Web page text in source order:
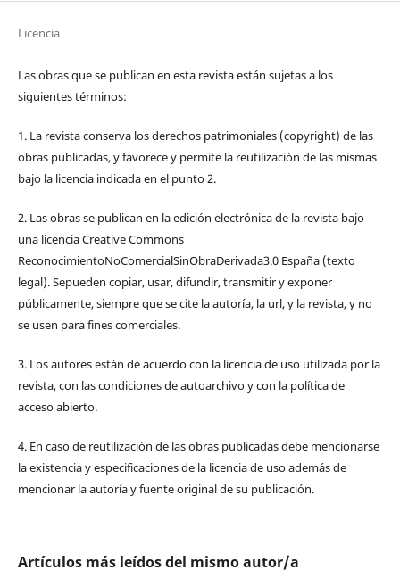
Licencia
Las obras que se publican en esta revista están sujetas a los
siguientes términos:
1. La revista conserva los derechos patrimoniales (copyright) de las
obras publicadas, y favorece y permite la reutilización de las mismas
bajo la licencia indicada en el punto 2.
2. Las obras se publican en la edición electrónica de la revista bajo
una licencia Creative Commons
ReconocimientoNoComercialSinObraDerivada3.0 España (texto
legal). Sepueden copiar, usar, difundir, transmitir y exponer
públicamente, siempre que se cite la autoría, la url, y la revista, y no
se usen para fines comerciales.
3. Los autores están de acuerdo con la licencia de uso utilizada por la
revista, con las condiciones de autoarchivo y con la política de
acceso abierto.
4. En caso de reutilización de las obras publicadas debe mencionarse
la existencia y especificaciones de la licencia de uso además de
mencionar la autoría y fuente original de su publicación.
Artículos más leídos del mismo autor/a